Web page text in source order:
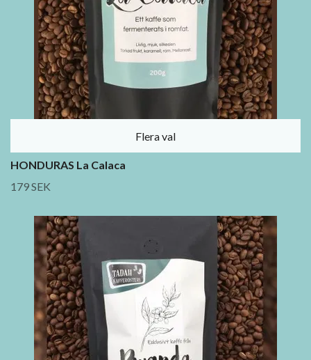
Flera val
HONDURAS La Calaca
179 SEK